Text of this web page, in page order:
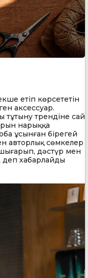
етіп көрсететін
аксессуар.
тұтыну трендіне сай
нарыққа
ұсынған бірегей
авторлық сөмкелер
шығарып, дәстүр мен
хабарлайды